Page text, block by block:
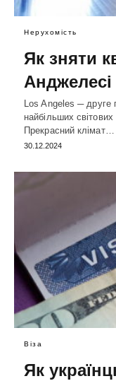
Нерухомість
Як зняти
Анджелесі
Los Angeles ─ друге
найбільших світових
Прекрасний клімат…
30.12.2024
Віза
Як